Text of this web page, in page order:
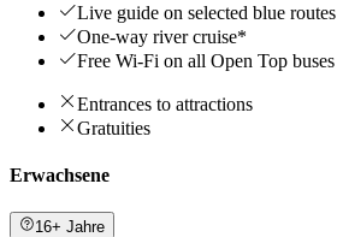
Live guide on selected blue routes
One-way river cruise*
Free Wi-Fi on all Open Top buses
Entrances to attractions
Gratuities
Erwachsene
16+ Jahre